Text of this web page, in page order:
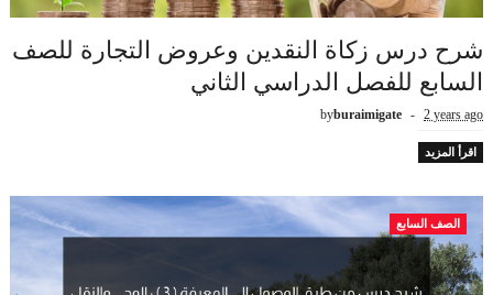
شرح درس زكاة النقدين وعروض التجارة للصف
السابع للفصل الدراسي الثاني
byburaimigate 2 years ago
اقرأ المزيد
الصف السابع